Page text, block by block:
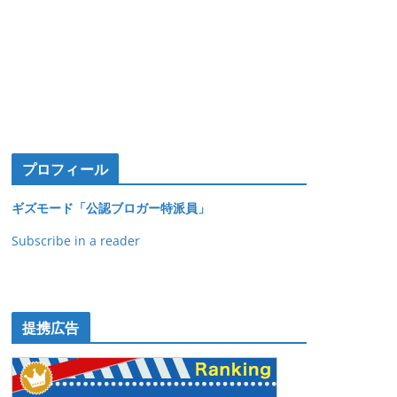
プロフィール
ギズモード「公認ブロガー特派員」
Subscribe in a reader
提携広告